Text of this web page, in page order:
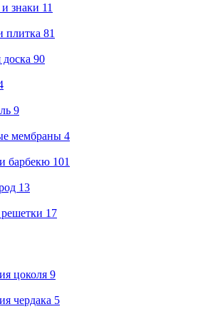
знаки 11
плитка 81
доска 90
9
мембраны 4
барбекю 101
13
17
цоколя 9
чердака 5